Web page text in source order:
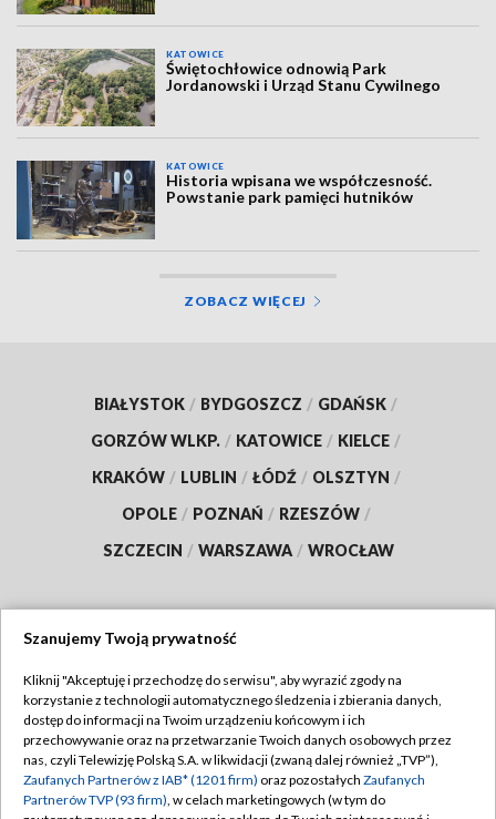
KATOWICE
Świętochłowice odnowią Park
Jordanowski i Urząd Stanu Cywilnego
KATOWICE
Historia wpisana we współczesność.
Powstanie park pamięci hutników
ZOBACZ WIĘCEJ
BIAŁYSTOK / BYDGOSZCZ / GDAŃSK /
GORZÓW WLKP. / KATOWICE / KIELCE /
KRAKÓW / LUBLIN / ŁÓDŹ / OLSZTYN /
OPOLE / POZNAŃ / RZESZÓW /
SZCZECIN / WARSZAWA / WROCŁAW
TVP
Abonament TVP
Emisja w TVP
Centrum informacji TVP
Regulamin TVP
Polityka prywatności
Szanujemy Twoją prywatność
Kliknij "Akceptuję i przechodzę do serwisu", aby wyrazić zgody na
korzystanie z technologii automatycznego śledzenia i zbierania danych,
dostęp do informacji na Twoim urządzeniu końcowym i ich
przechowywanie oraz na przetwarzanie Twoich danych osobowych przez
nas, czyli Telewizję Polską S.A. w likwidacji (zwaną dalej również „TVP”),
Zaufanych Partnerów z IAB* (1201 firm) oraz pozostałych Zaufanych
Partnerów TVP (93 firm), w celach marketingowych (w tym do